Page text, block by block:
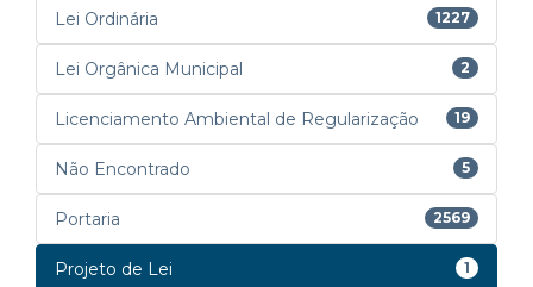
Lei Ordinária 1227
Lei Orgânica Municipal 2
Licenciamento Ambiental de Regularização 19
Não Encontrado 5
Portaria 2569
Projeto de Lei 1